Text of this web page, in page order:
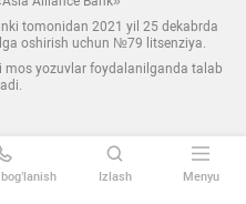
tomonidan 2021 yil 25 dekabrda
oshirish uchun №79 litsenziya.
mos yozuvlar foydalanilganda talab
Izlash Menyu